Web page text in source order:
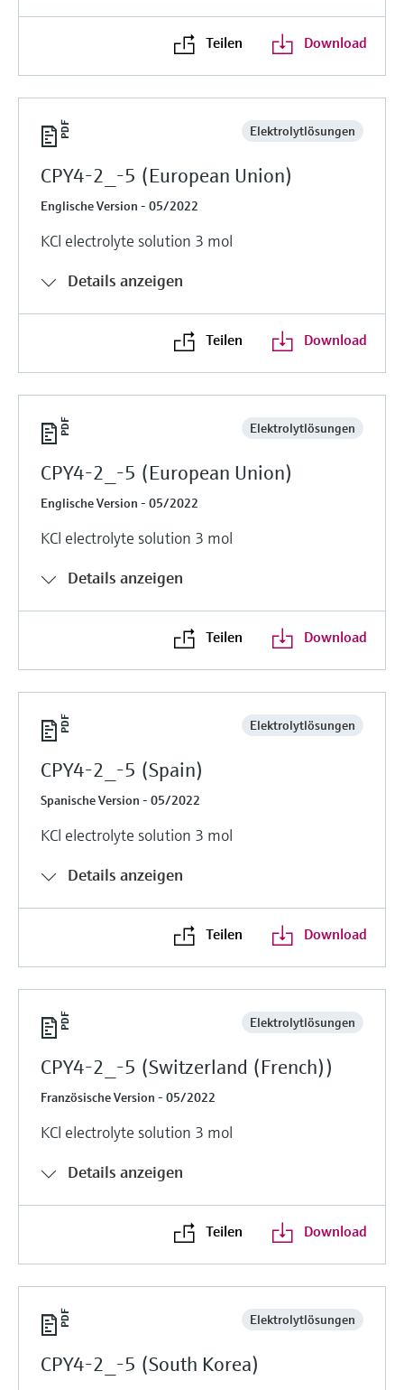
Teilen Download
Elektrolytlösungen
CPY4-2_-5 (European Union)
Englische Version - 05/2022
KCl electrolyte solution 3 mol
Details anzeigen
Teilen Download
Elektrolytlösungen
CPY4-2_-5 (European Union)
Englische Version - 05/2022
KCl electrolyte solution 3 mol
Details anzeigen
Teilen Download
Elektrolytlösungen
CPY4-2_-5 (Spain)
Spanische Version - 05/2022
KCl electrolyte solution 3 mol
Details anzeigen
Teilen Download
Elektrolytlösungen
CPY4-2_-5 (Switzerland (French))
Französische Version - 05/2022
KCl electrolyte solution 3 mol
Details anzeigen
Teilen Download
Elektrolytlösungen
CPY4-2_-5 (South Korea)